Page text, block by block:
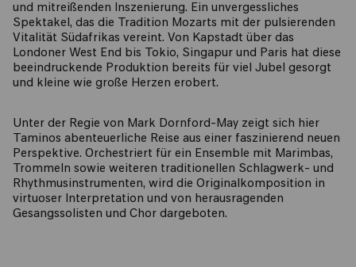
und mitreißenden Inszenierung. Ein unvergessliches
Spektakel, das die Tradition Mozarts mit der pulsierenden
Vitalität Südafrikas vereint. Von Kapstadt über das
Londoner West End bis Tokio, Singapur und Paris hat diese
beeindruckende Produktion bereits für viel Jubel gesorgt
und kleine wie große Herzen erobert.
Unter der Regie von Mark Dornford-May zeigt sich hier
Taminos abenteuerliche Reise aus einer faszinierend neuen
Perspektive. Orchestriert für ein Ensemble mit Marimbas,
Trommeln sowie weiteren traditionellen Schlagwerk- und
Rhythmusinstrumenten, wird die Originalkomposition in
virtuoser Interpretation und von herausragenden
Gesangssolisten und Chor dargeboten.